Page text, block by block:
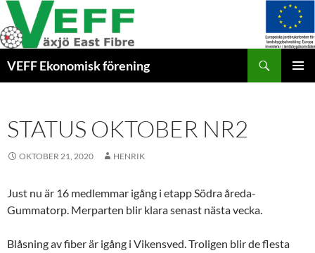
Hoppa
till
innehåll
VEFF Ekonomisk förening
STATUS OKTOBER NR2
OKTOBER 21, 2020 HENRIK
Just nu är 16 medlemmar igång i etapp Södra åreda-
Gummatorp. Merparten blir klara senast nästa vecka.
Blåsning av fiber är igång i Vikensved. Troligen blir de flesta